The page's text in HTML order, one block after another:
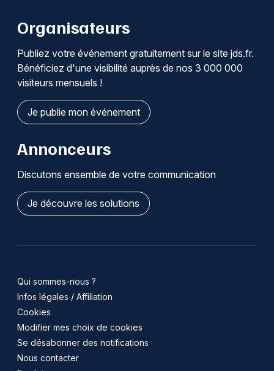
Organisateurs
Publiez votre événement gratuitement sur le site jds.fr.
Bénéficiez d'une visibilité auprès de nos 3 000 000
visiteurs mensuels !
Je publie mon événement
Annonceurs
Discutons ensemble de votre communication
Je découvre les solutions
Qui sommes-nous ?
Infos légales / Affiliation
Cookies
Modifier mes choix de cookies
Se désabonner des notifications
Nous contacter